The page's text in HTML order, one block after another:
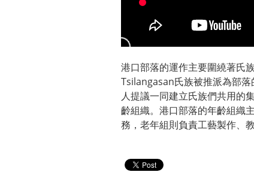
港口部落的運作主要圍繞著氏
Tsilangasan氏族被推派為部
人提議一同建立氏族們共用的
齡組織。港口部落的年齡組織
務，老年組則負責工藝製作、